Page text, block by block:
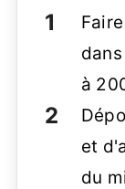
à
et
du